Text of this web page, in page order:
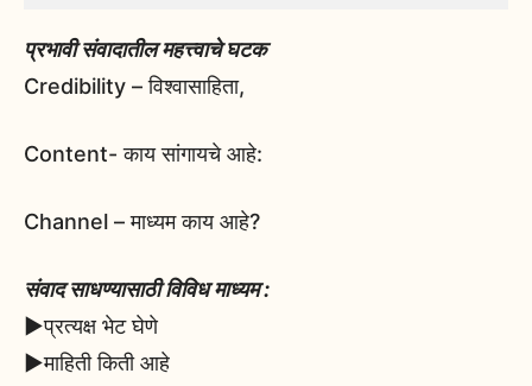
प्रभावी संवादातील महत्त्वाचे घटक
Credibility – विश्वासाहिता,
Content- काय सांगायचे आहे:
Channel – माध्यम काय आहे?
संवाद साधण्यासाठी विविध माध्यम :
▶️प्रत्यक्ष भेट घेणे
▶️माहिती किती आहे